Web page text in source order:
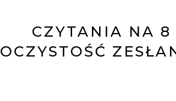
CZYTANIA NA